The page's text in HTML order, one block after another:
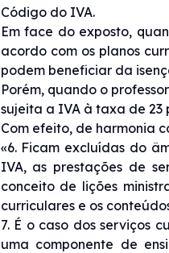
Código do IVA.
Em face do exposto,
acordo com os planos
podem beneficiar da
Porém, quando o
sujeita a IVA à taxa de 23
Com efeito, de harmonia
«6. Ficam excluídas do
IVA, as prestações de
conceito de lições
curriculares e os
7. É o caso dos serviços
uma componente de